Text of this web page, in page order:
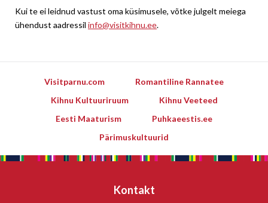
Kui te ei leidnud vastust oma küsimusele, võtke julgelt meiega
ühendust aadressil info@visitkihnu.ee.
Visitparnu.com
Romantiline Rannatee
Kihnu Kultuuriruum
Kihnu Veeteed
Eesti Maaturism
Puhkaeestis.ee
Pärimuskultuurid
Kontakt